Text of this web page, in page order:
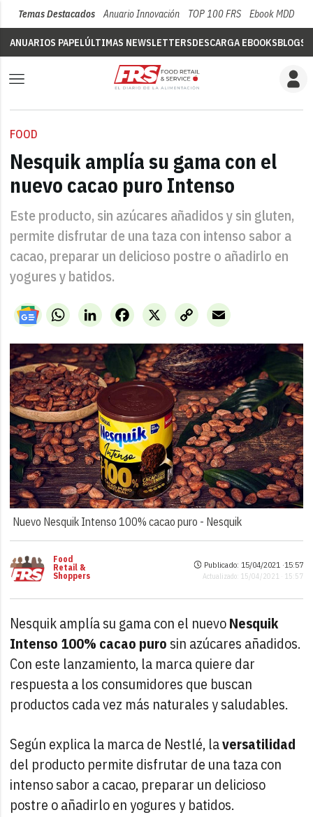
Temas Destacados Anuario Innovación TOP 100 FRS Ebook MDD
ANUARIOS PAPELÚLTIMAS NEWSLETTERSDESCARGA EBOOKSBLOGS
FOOD
Nesquik amplía su gama con el
nuevo cacao puro Intenso
Este producto, sin azúcares añadidos y sin gluten,
permite disfrutar de una taza con intenso sabor a
cacao, preparar un delicioso postre o añadirlo en
yogures y batidos.
WhatsAppLinkedIn X
Facebook
Copy
Link
Email
Nuevo Nesquik Intenso 100% cacao puro - Nesquik
Food
Retail &
Shoppers
Publicado: 15/04/2021 ·15:57
Actualizado: 15/04/2021 · 15:57
Nesquik amplía su gama con el nuevoNesquik
Intenso 100% cacao puro sin azúcares añadidos.
Con este lanzamiento, la marca quiere dar
respuesta a los consumidores que buscan
productos cada vez más naturales y saludables.
Según explica la marca de Nestlé, laversatilidad
del producto permite disfrutar de una taza con
intenso sabor a cacao, preparar un delicioso
postre o añadirlo en yogures y batidos.